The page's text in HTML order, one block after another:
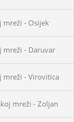
mreži - Osijek
mreži - Daruvar
mreži - Virovitica
mreži - Zoljan